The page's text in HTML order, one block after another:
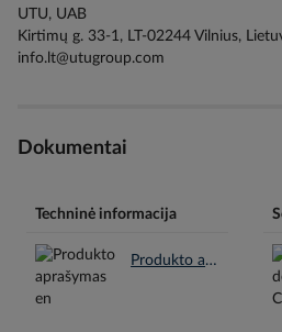
UTU, UAB
Kirtimų g. 33-1, LT-02244 Vilnius,
info.lt@utugroup.com
Dokumentai
Techninė informacija
Produkto aprašymas en.pdf